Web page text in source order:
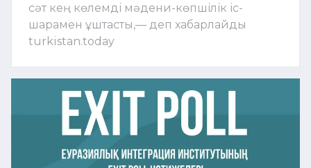
сәт кең көлемді мәдени-көпшілік іс-
шарамен ұштасты,— деп хабарлайды
turkistan.today